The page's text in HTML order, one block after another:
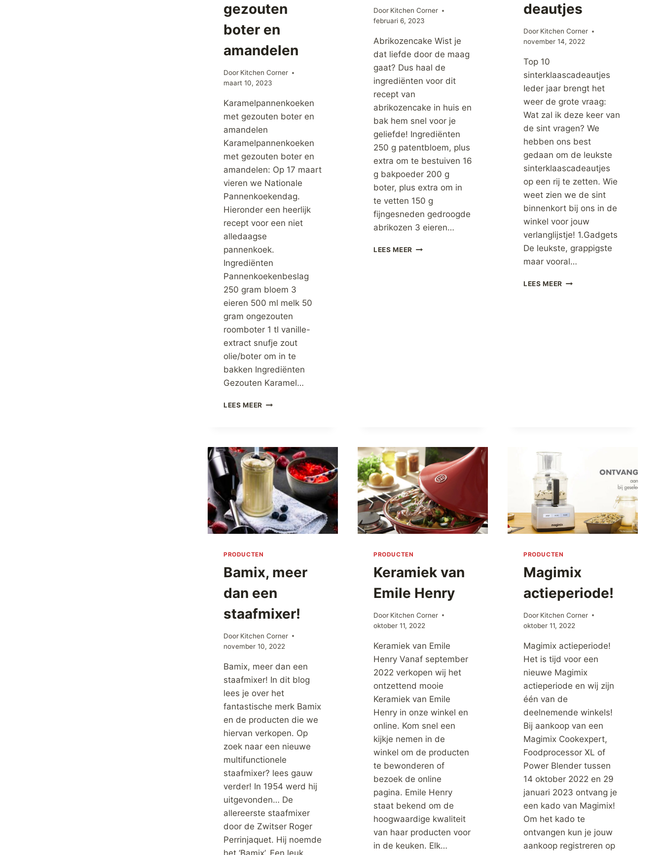
gezouten
boter en
amandelen
Door Kitchen Corner
maart 10, 2023
Karamelpannenkoeken
met gezouten boter en
amandelen
Karamelpannenkoeken
met gezouten boter en
amandelen: Op 17 maart
vieren we Nationale
Pannenkoekendag.
Hieronder een heerlijk
recept voor een niet
alledaagse
pannenkoek.
Ingrediënten
Pannenkoekenbeslag
250 gram bloem 3
eieren 500 ml melk 50
gram ongezouten
roomboter 1 tl vanille-
extract snufje zout
olie/boter om in te
bakken Ingrediënten
Gezouten Karamel…
LEES MEER KARAMELPANNENKOEKEN
AMANDELEN
Door Kitchen Corner
februari 6, 2023
Abrikozencake Wist je
dat liefde door de maag
gaat? Dus haal de
ingrediënten voor dit
recept van
abrikozencake in huis en
bak hem snel voor je
geliefde! Ingrediënten
250 g patentbloem, plus
extra om te bestuiven 16
g bakpoeder 200 g
boter, plus extra om in
te vetten 150 g
fijngesneden gedroogde
abrikozen 3 eieren…
LEES MEER ABRIKOZENCAKE
deautjes
Door Kitchen Corner
november 14, 2022
Top 10
sinterklaascadeautjes
Ieder jaar brengt het
weer de grote vraag:
Wat zal ik deze keer van
de sint vragen? We
hebben ons best
gedaan om de leukste
sinterklaascadeautjes
op een rij te zetten. Wie
weet zien we de sint
binnenkort bij ons in de
winkel voor jouw
verlanglijstje! 1.Gadgets
De leukste, grappigste
maar vooral…
LEES MEER TOP
PRODUCTEN
Bamix, meer
dan een
staafmixer!
Door Kitchen Corner
november 10, 2022
Bamix, meer dan een
staafmixer! In dit blog
lees je over het
fantastische merk Bamix
en de producten die we
hiervan verkopen. Op
zoek naar een nieuwe
multifunctionele
staafmixer? lees gauw
verder! In 1954 werd hij
uitgevonden… De
allereerste staafmixer
door de Zwitser Roger
Perrinjaquet. Hij noemde
het ‘Bamix’. Een leuk
PRODUCTEN
Keramiek van
Emile Henry
Door Kitchen Corner
oktober 11, 2022
Keramiek van Emile
Henry Vanaf september
2022 verkopen wij het
ontzettend mooie
Keramiek van Emile
Henry in onze winkel en
online. Kom snel een
kijkje nemen in de
winkel om de producten
te bewonderen of
bezoek de online
pagina. Emile Henry
staat bekend om de
hoogwaardige kwaliteit
van haar producten voor
in de keuken. Elk…
PRODUCTEN
Magimix
actieperiode!
Door Kitchen Corner
oktober 11, 2022
Magimix actieperiode!
Het is tijd voor een
nieuwe Magimix
actieperiode en wij zijn
één van de
deelnemende winkels!
Bij aankoop van een
Magimix Cookexpert,
Foodprocessor XL of
Power Blender tussen
14 oktober 2022 en 29
januari 2023 ontvang je
een kado van Magimix!
Om het kado te
ontvangen kun je jouw
aankoop registreren op